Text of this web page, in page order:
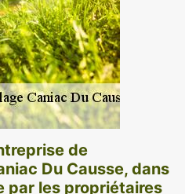
de
Du Causse, dans
les propriétaires